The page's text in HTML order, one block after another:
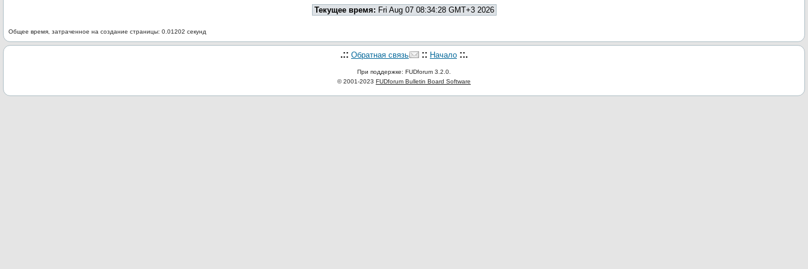
Текущее время: Fri Aug 07 08:34:28 GMT+3 2026
Общее время, затраченное на создание страницы: 0.01202 секунд
.:: Обратная связь :: Начало ::.
При поддержке: FUDforum 3.2.0.
© 2001-2023 FUDforum Bulletin Board Software